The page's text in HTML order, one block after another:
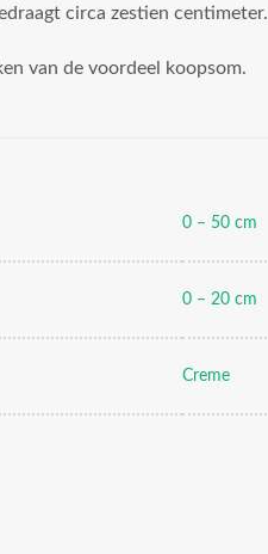
circa zestien centimeter.
van de voordeel koopsom.
0 – 50 cm
0 – 20 cm
Creme